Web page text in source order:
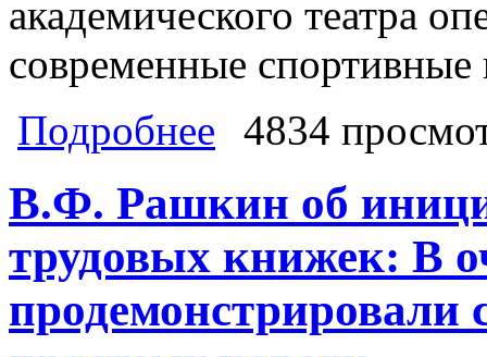
академического театра
современные спортивные
Подробнее о Делегация депутатов-
спокойно, мирно, трудится на
4834
В.Ф. Рашкин об
трудовых книжек: В
продемонстрировали